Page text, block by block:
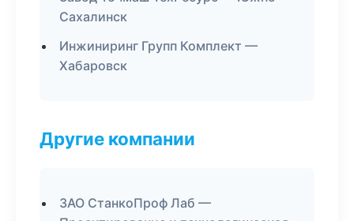
Сахалинск
Инжиниринг Групп Комплект —
Хабаровск
Другие компании
ЗАО СтанкоПроф Лаб —